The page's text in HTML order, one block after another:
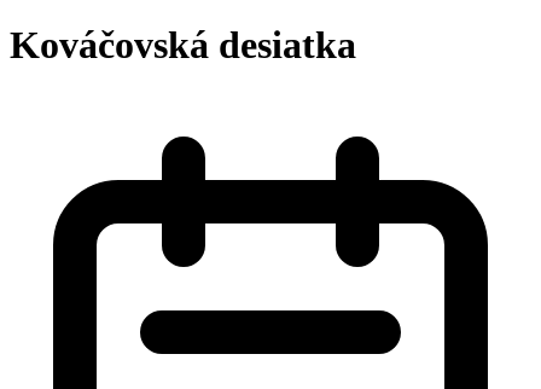
Kováčovská desiatka